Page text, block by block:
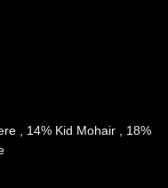
, 14% Kid Mohair , 18%